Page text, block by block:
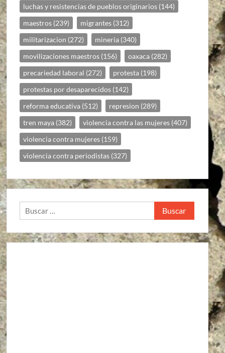
luchas y resistencias de pueblos originarios (144)
maestros (239) migrantes (312)
militarizacion (272) mineria (340)
movilizaciones maestros (156) oaxaca (282)
precariedad laboral (272) protesta (198)
protestas por desaparecidos (142)
reforma educativa (512) represion (289)
tren maya (382) violencia contra las mujeres (407)
violencia contra mujeres (159)
violencia contra periodistas (327)
Buscar: